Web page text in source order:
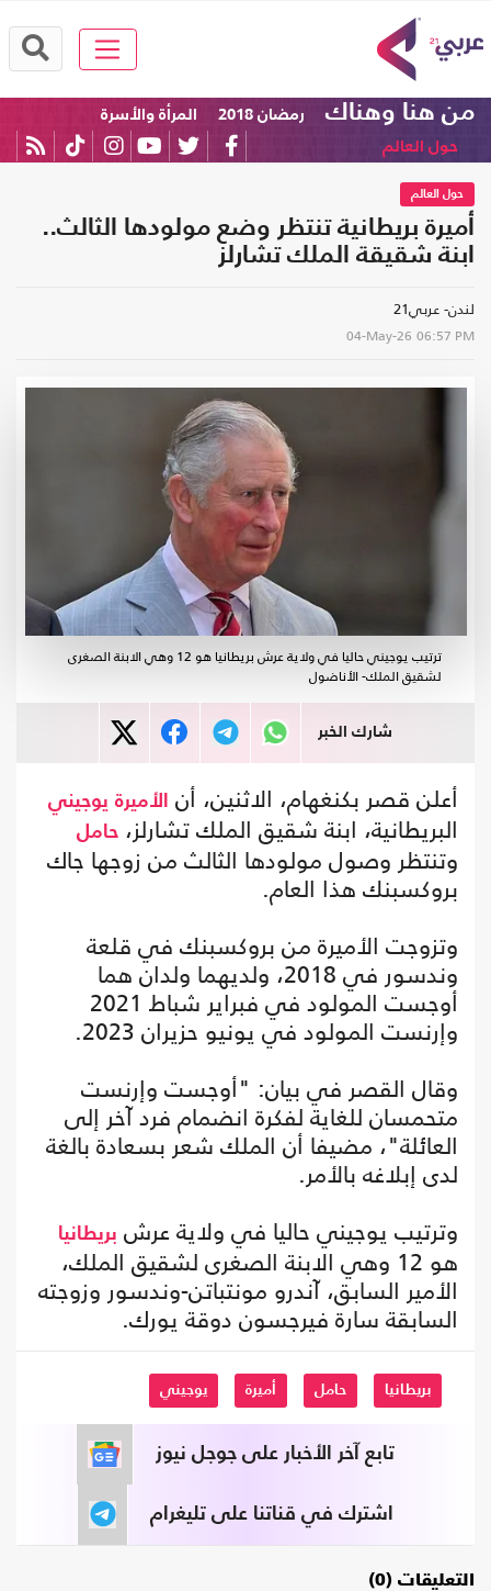
من هنا وهناك رمضان 2018
المرأة والأسرة
حول العالم
حول العالم
أميرة بريطانية تنتظر وضع مولودها الثالث..
ابنة شقيقة الملك تشارلز
لندن- عربي21
04-May-26 06:57 PM
ترتيب يوجيني حاليا في ولاية عرش بريطانيا هو 12 وهي الابنة الصغرى
لشقيق الملك- الأناضول
شارك الخبر
أعلن قصر بكنغهام، الاثنين، أن الأميرة يوجيني
البريطانية، ابنة شقيق الملك تشارلز، حامل
وتنتظر وصول مولودها الثالث من زوجها جاك
بروكسبنك هذا العام.
وتزوجت الأميرة من بروكسبنك في قلعة
وندسور في 2018، ولديهما ولدان هما
أوجست المولود في فبراير شباط 2021
وإرنست المولود في يونيو حزيران 2023.
وقال القصر في بيان: "أوجست وإرنست
متحمسان للغاية لفكرة انضمام فرد آخر إلى
العائلة"، مضيفا أن الملك شعر بسعادة بالغة
لدى إبلاغه بالأمر.
وترتيب يوجيني حاليا في ولاية عرش بريطانيا
هو 12 وهي الابنة الصغرى لشقيق الملك،
الأمير السابق، آندرو مونتباتن-وندسور وزوجته
السابقة سارة فيرجسون دوقة يورك.
بريطانيا حامل أميرة يوجيني
تابع آخر الأخبار على جوجل نيوز
اشترك في قناتنا على تليغرام
التعليقات (0)